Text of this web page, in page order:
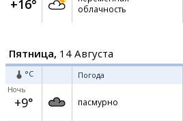
+16°
облачность
Пятница, 14 Августа
°C Погода
Ночь
+9° пасмурно